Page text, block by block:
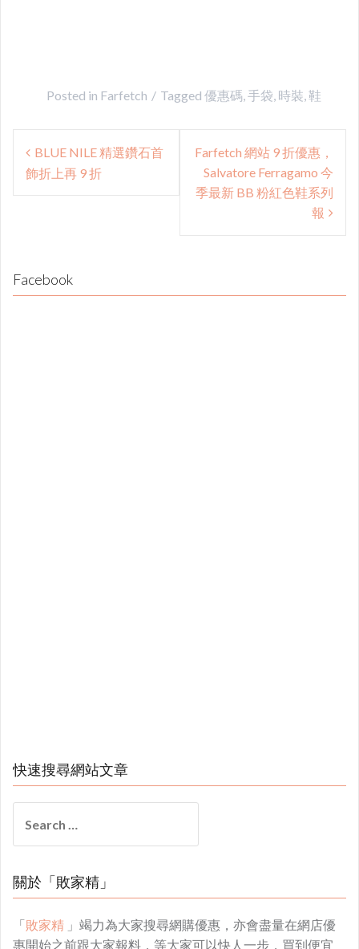
Posted in Farfetch Tagged 優惠碼,手袋, 時裝,鞋
Post
navigation
BLUE NILE 精選鑽石首
飾折上再 9 折
Farfetch 網站 9 折優惠，
Salvatore Ferragamo 今
季最新 BB 粉紅色鞋系列
報
Facebook
快速搜尋網站文章
for:
關於「敗家精」
「敗家精 」竭力為大家搜尋網購優惠，亦會盡量在網店優
惠開始之前跟大家報料，等大家可以快人一步，買到便宜